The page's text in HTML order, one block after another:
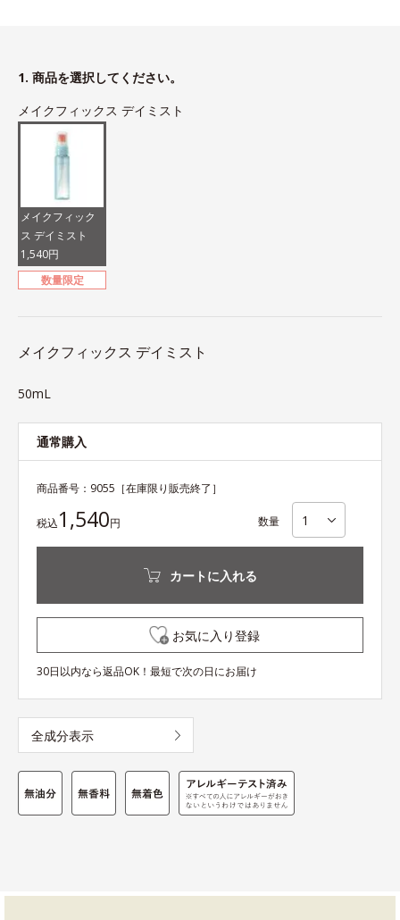
1. 商品を選択してください。
メイクフィックス デイミスト
メイクフィック
ス デイミスト
1,540円
数量限定
メイクフィックス デイミスト
50mL
通常購入
商品番号： 9055 ［在庫限り販売終了］
税込1,540円 数量
カートに入れる
お気に入り登録
30日以内なら返品OK！最短で次の日にお届け
全成分表示